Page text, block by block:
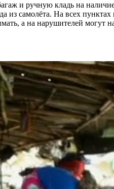
и ручную кладь на
самолёта. На всех
а на нарушителей могут